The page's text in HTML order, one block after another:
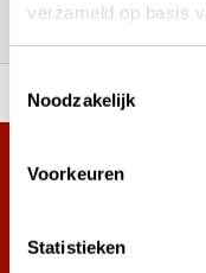
verzameld op basis
Noodzakelijk
Voorkeuren
Statistieken
Kunden
an Top-Marken!
Mehr als 38.000
Melde dich für den
die besten